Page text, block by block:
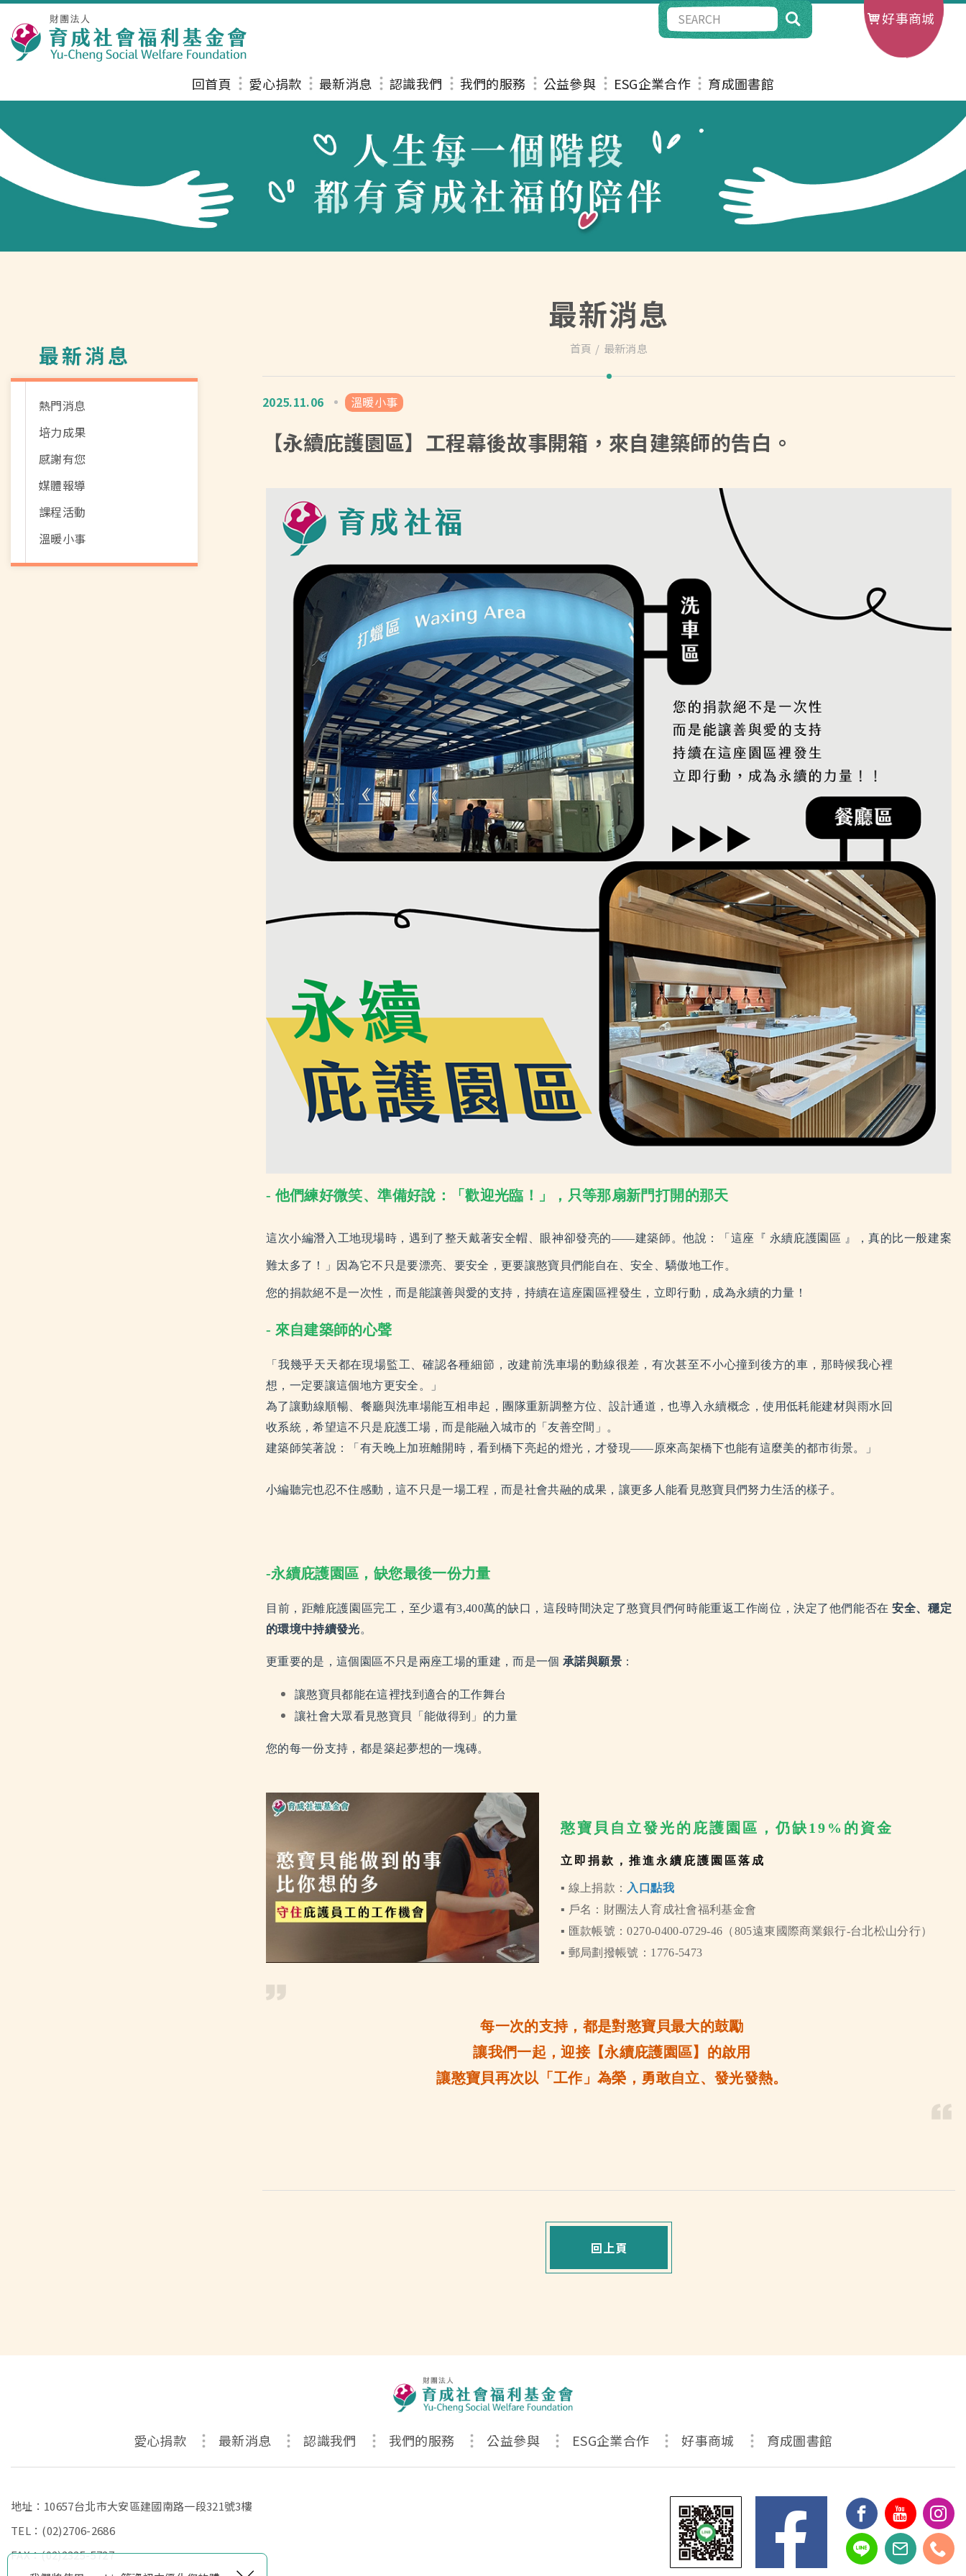
好事商城
回首頁 愛心捐款 最新消息 認識我們 我們的服務 公益參與 ESG企業合作 育成圖書館
最新消息
熱門消息
培力成果
感謝有您
媒體報導
課程活動
溫暖小事
最新消息
首頁 最新消息
2025.11.06 溫暖小事
【永續庇護園區】工程幕後故事開箱，來自建築師的告白。
- 他們練好微笑、準備好說：「歡迎光臨！」，只等那扇新門打開的那天
這次小編潛入工地現場時，遇到了整天戴著安全帽、眼神卻發亮的——建築師。他說：「這座『 永續庇護園區 』，真的比一般建案
難太多了！」因為它不只是要漂亮、要安全，更要讓憨寶貝們能自在、安全、驕傲地工作。
您的捐款絕不是一次性，而是能讓善與愛的支持，持續在這座園區裡發生，立即行動，成為永續的力量！
- 來自建築師的心聲
「我幾乎天天都在現場監工、確認各種細節，改建前洗車場的動線很差，有次甚至不小心撞到後方的車，那時候我心裡
想，一定要讓這個地方更安全。」
為了讓動線順暢、餐廳與洗車場能互相串起，團隊重新調整方位、設計通道，也導入永續概念，使用低耗能建材與雨水回
收系統，希望這不只是庇護工場，而是能融入城市的「友善空間」。
建築師笑著說：「有天晚上加班離開時，看到橋下亮起的燈光，才發現——原來高架橋下也能有這麼美的都市街景。」
小編聽完也忍不住感動，這不只是一場工程，而是社會共融的成果，讓更多人能看見憨寶貝們努力生活的樣子。
-永續庇護園區，缺您最後一份力量
目前，距離庇護園區完工，至少還有3,400萬的缺口，這段時間決定了憨寶貝們何時能重返工作崗位，決定了他們能否在安全、穩定
的環境中持續發光。
更重要的是，這個園區不只是兩座工場的重建，而是一個承諾與願景：
讓憨寶貝都能在這裡找到適合的工作舞台
讓社會大眾看見憨寶貝「能做得到」的力量
您的每一份支持，都是築起夢想的一塊磚。
憨寶貝自立發光的庇護園區，仍缺19%的資金
立即捐款，推進永續庇護園區落成
▪️ 線上捐款： 入口點我
▪️ 戶名：財團法人育成社會福利基金會
▪️ 匯款帳號：0270-0400-0729-46（805遠東國際商業銀行-台北松山分行）
▪️ 郵局劃撥帳號：1776-5473
每一次的支持，都是對憨寶貝最大的鼓勵
讓我們一起，迎接【永續庇護園區】的啟用
讓憨寶貝再次以「工作」為榮，勇敢自立、發光發熱。
回上頁
愛心捐款 最新消息 認識我們 我們的服務 公益參與 ESG企業合作 好事商城 育成圖書館
地址：10657台北市大安區建國南路一段321號3樓
TEL： (02)2706-2686
FAX：(02)2325-5727